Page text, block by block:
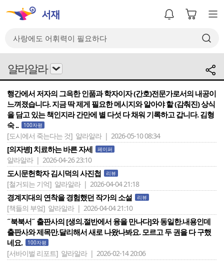
얄라알라
행간에서 저자의 그윽한 인품과 학자이자 (간호)전문가로서의 내공이
느껴졌습니다. 지금 딱 제게 필요한 메시지와 알아야 할 (감춰진) 상식
을 담고 있는 책인지라 간만에 별 다섯 다 채워 기록하고 갑니다. 김형
숙 ..
100자평
[도시에서 죽는다는 것] 얄라알라 | 2026-05-10 08:34
[의자병] 치료하는 바른 자세 페이퍼
얄라알라 | 2026-04-26 23:10
도시문헌학자 김시덕의 사진첩 리뷰
[철거되는 기억] 얄라알라 | 2026-04-04 21:18
경계지대의 연착을 경험했던 작가의 소설 리뷰
[책들의 부엌] 얄라알라 | 2026-04-04 21:10
˝북북서˝ 출판사의 [생의.절반에서 융을 만나다]와 동일한.내용인데
출판사와 제목만.달리해서 새로 나왔나봐요. 모르고 두 권을 다 구했
네요.
100자평
[서바이벌 리포트] 얄라알라 | 2026-02-14 20:06